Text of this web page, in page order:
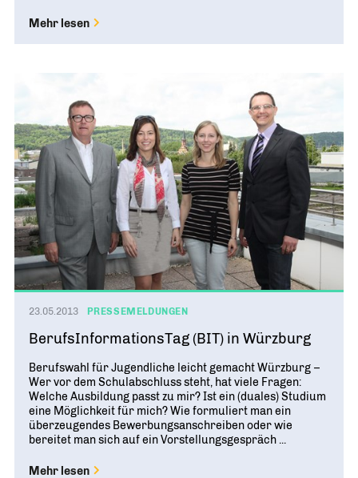
Mehr lesen
23.05.2013 PRESSEMELDUNGEN
BerufsInformationsTag (BIT) in Würzburg
Berufswahl für Jugendliche leicht gemacht Würzburg –
Wer vor dem Schulabschluss steht, hat viele Fragen:
Welche Ausbildung passt zu mir? Ist ein (duales) Studium
eine Möglichkeit für mich? Wie formuliert man ein
überzeugendes Bewerbungsanschreiben oder wie
bereitet man sich auf ein Vorstellungsgespräch ...
Mehr lesen